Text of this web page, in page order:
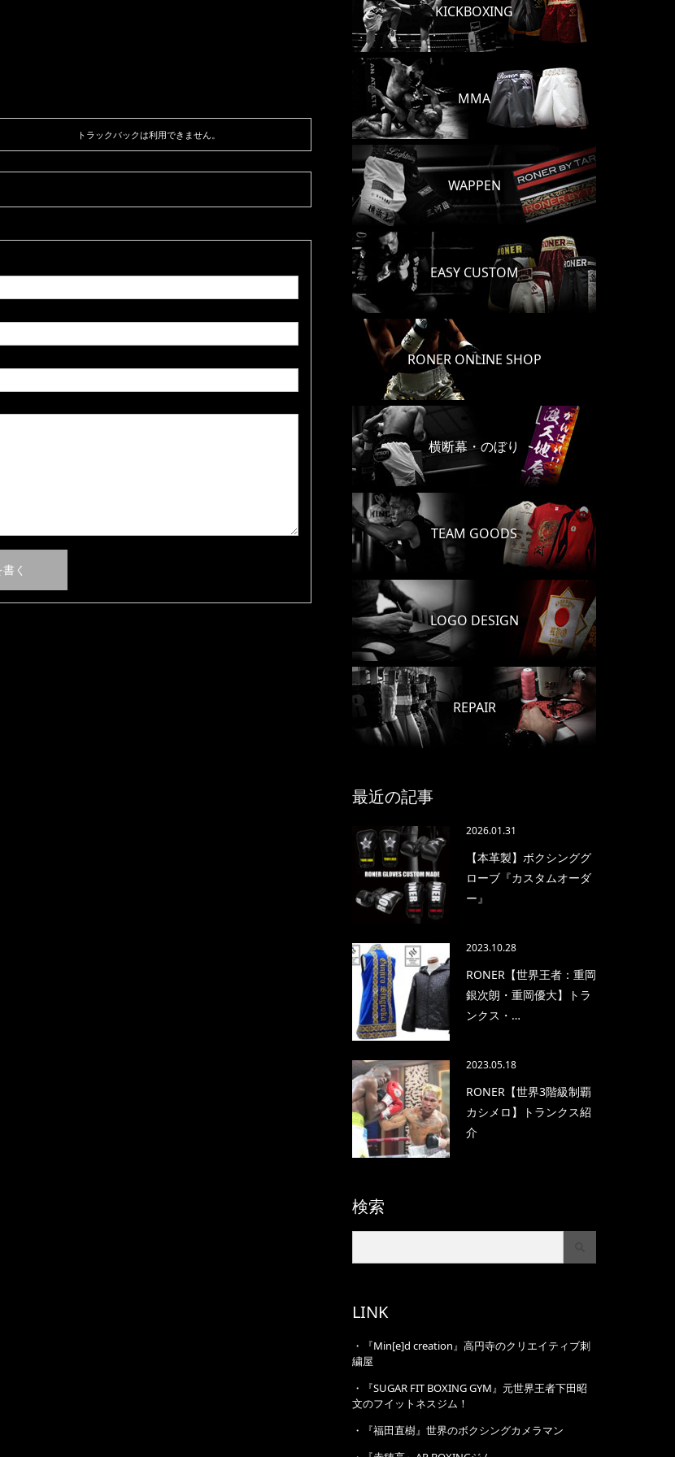
トラックバックは利用できません。
KICKBOXING
MMA
WAPPEN
EASY CUSTOM
RONER ONLINE SHOP
横断幕・のぼり
TEAM GOODS
LOGO DESIGN
REPAIR
最近の記事
2026.01.31
【本革製】ボクシンググ
ローブ『カスタムオーダ
ー』
2023.10.28
RONER【世界王者：重岡
銀次朗・重岡優大】トラ
ンクス・…
2023.05.18
RONER【世界3階級制覇
カシメロ】トランクス紹
介
検索
LINK
・
『Min[e]d creation』高円寺のクリエイティブ刺
繍屋
・
『SUGAR FIT BOXING GYM』元世界王者下田昭
文のフイットネスジム！
・
『福田直樹』世界のボクシングカメラマン